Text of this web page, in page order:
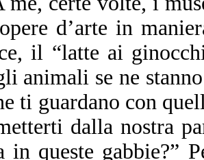
d’arte in
il “latte ai
animali se ne
ti guardano con
dalla nostra
in queste gabbie?”